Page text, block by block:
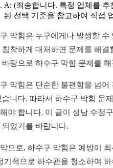
A: (죄송합니다. 특정 업체를
된 선택 기준을 참고하여 직접
막힘은 누구에게나 발생할
침착하게 대처하면 문제를 해
바탕으로 하수구 막힘 문제를
막힘은 단순한 불편함을 넘
습니다. 따라서 하수구 막힘 문
야 합니다. 이 글이 성남 수정
되었기를 바랍니다.
으로, 하수구 막힘은 예방이
기적으로 하수관을 청소하여